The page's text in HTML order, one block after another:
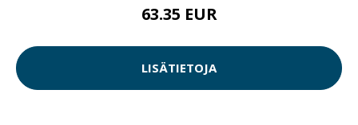
63.35 EUR
LISÄTIETOJA